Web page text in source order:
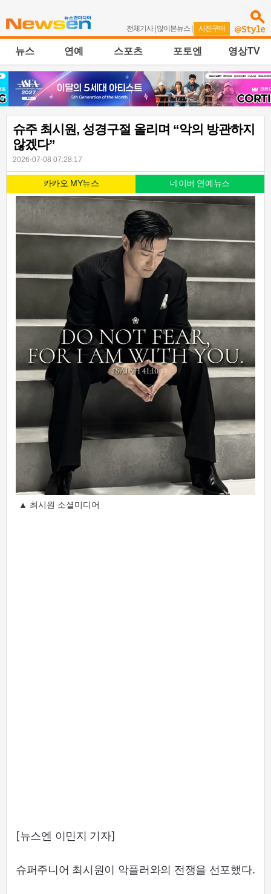
전체기사| 많이본뉴스 | 사진구매
뉴스 연예 스포츠 포토엔 영상TV
슈주 최시원, 성경구절 올리며 “악의 방관하지
않겠다”
2026-07-08 07:28:17
카카오 MY뉴스 네이버 연예뉴스
▲ 최시원 소셜미디어
[뉴스엔 이민지 기자]
슈퍼주니어 최시원이 악플러와의 전쟁을 선포했다.